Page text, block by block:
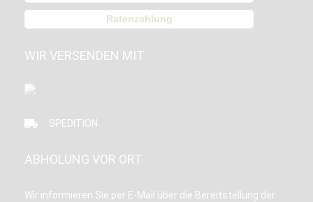
Ratenzahlung
WIR VERSENDEN MIT
SPEDITION
ABHOLUNG VOR ORT
Wir informieren Sie per E-Mail über die Bereitstellung der